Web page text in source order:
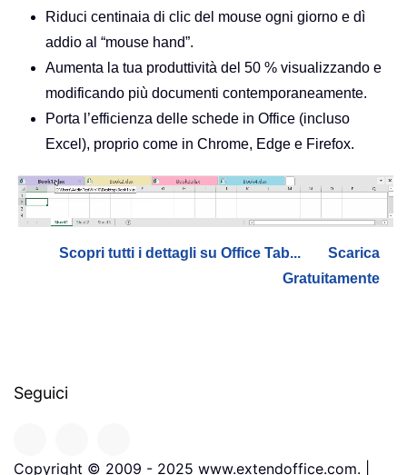
Riduci centinaia di clic del mouse ogni giorno e dì
addio al “mouse hand”.
Aumenta la tua produttività del 50 % visualizzando e
modificando più documenti contemporaneamente.
Porta l’efficienza delle schede in Office (incluso
Excel), proprio come in Chrome, Edge e Firefox.
Scopri tutti i dettagli su Office Tab...
Scarica
Gratuitamente
Seguici
Copyright © 2009 - 2025 www.extendoffice.com. |